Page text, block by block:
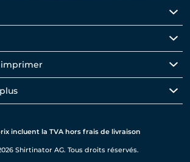
imprimer
incluent la TVA hors frais de livraison
Shirtinator AG. Tous droits réservés.